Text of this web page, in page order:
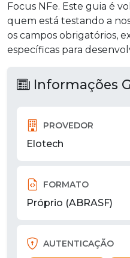
Focus NFe. Este guia é
quem está testando a
os campos obrigatórios,
específicas para
Informações
PROVEDOR
Elotech
FORMATO
Próprio (ABRASF)
AUTENTICAÇÃO